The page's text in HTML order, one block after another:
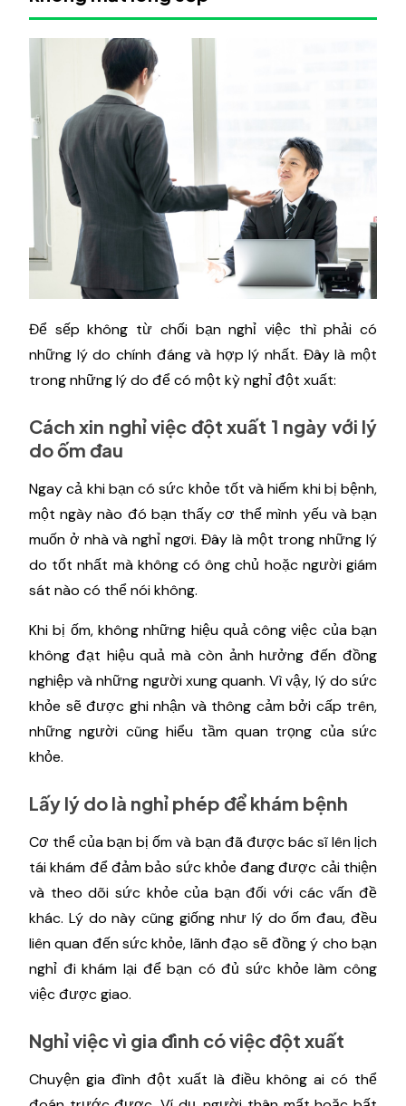
Để sếp không từ chối bạn nghỉ việc thì phải có
những lý do chính đáng và hợp lý nhất. Đây là một
trong những lý do để có một kỳ nghỉ đột xuất:
Cách xin nghỉ việc đột xuất 1 ngày với lý
do ốm đau
Ngay cả khi bạn có sức khỏe tốt và hiếm khi bị bệnh,
một ngày nào đó bạn thấy cơ thể mình yếu và bạn
muốn ở nhà và nghỉ ngơi. Đây là một trong những lý
do tốt nhất mà không có ông chủ hoặc người giám
sát nào có thể nói không.
Khi bị ốm, không những hiệu quả công việc của bạn
không đạt hiệu quả mà còn ảnh hưởng đến đồng
nghiệp và những người xung quanh. Vì vậy, lý do sức
khỏe sẽ được ghi nhận và thông cảm bởi cấp trên,
những người cũng hiểu tầm quan trọng của sức
khỏe.
Lấy lý do là nghỉ phép để khám bệnh
Cơ thể của bạn bị ốm và bạn đã được bác sĩ lên lịch
tái khám để đảm bảo sức khỏe đang được cải thiện
và theo dõi sức khỏe của bạn đối với các vấn đề
khác. Lý do này cũng giống như lý do ốm đau, đều
liên quan đến sức khỏe, lãnh đạo sẽ đồng ý cho bạn
nghỉ đi khám lại để bạn có đủ sức khỏe làm công
việc được giao.
Nghỉ việc vì gia đình có việc đột xuất
Chuyện gia đình đột xuất là điều không ai có thể